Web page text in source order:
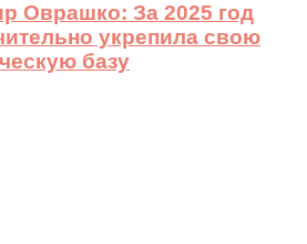
Оврашко: За 2025 год
укрепила свою
базу